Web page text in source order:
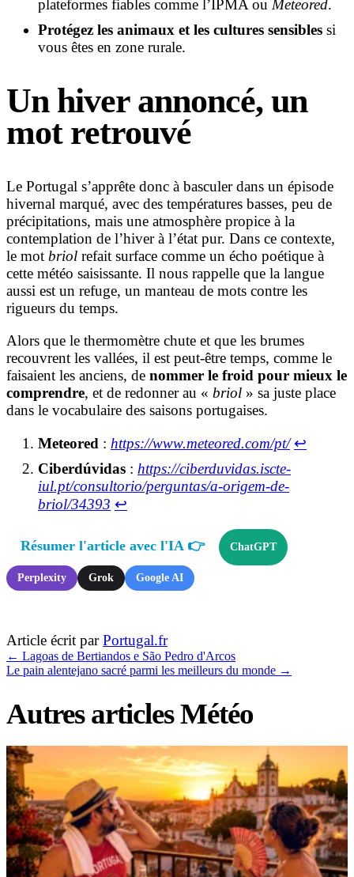
plateformes fiables comme l’IPMA ou Meteored.
Protégez les animaux et les cultures sensibles si
vous êtes en zone rurale.
Un hiver annoncé, un
mot retrouvé
Le Portugal s’apprête donc à basculer dans un épisode
hivernal marqué, avec des températures basses, peu de
précipitations, mais une atmosphère propice à la
contemplation de l’hiver à l’état pur. Dans ce contexte,
le mot briol refait surface comme un écho poétique à
cette météo saisissante. Il nous rappelle que la langue
aussi est un refuge, un manteau de mots contre les
rigueurs du temps.
Alors que le thermomètre chute et que les brumes
recouvrent les vallées, il est peut-être temps, comme le
faisaient les anciens, de nommer le froid pour mieux le
comprendre, et de redonner au « briol » sa juste place
dans le vocabulaire des saisons portugaises.
Meteored : https://www.meteored.com/pt/ ↩︎
Ciberdúvidas : https://ciberduvidas.iscte-
iul.pt/consultorio/perguntas/a-origem-de-
briol/34393 ↩︎
Résumer l'article avec l'IA 👉 ChatGPT
Perplexity Grok Google AI
Article écrit parPortugal.fr
← Lagoas de Bertiandos e São Pedro d'Arcos
Le pain alentejano sacré parmi les meilleurs du monde →
Autres articles Météo